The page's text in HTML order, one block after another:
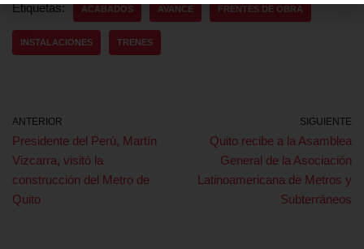
Etiquetas: ACABADOS AVANCE FRENTES DE OBRA
INSTALACIONES TRENES
ANTERIOR
Presidente del Perú, Martín
Vizcarra, visitó la
construcción del Metro de
Quito
SIGUIENTE
Quito recibe a la Asamblea
General de la Asociación
Latinoamericana de Metros y
Subterráneos